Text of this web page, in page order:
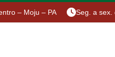
– Moju – PA Seg. a sex.